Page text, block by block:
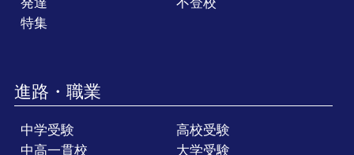
特集
進路・職業
中学受験
高校受験
中高一貫校
大学受験